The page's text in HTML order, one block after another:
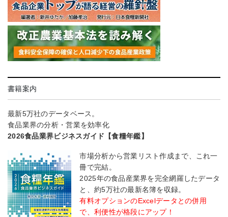
書籍案内
最新5万社のデータベース。
食品業界の分析・営業を効率化
2026食品業界ビジネスガイド【食糧年鑑】
市場分析から営業リスト作成まで、これ一
冊で完結。
2025年の食品産業界を完全網羅したデータ
と、約5万社の最新名簿を収録。
有料オプションのExcelデータとの併用
で、利便性が格段にアップ！